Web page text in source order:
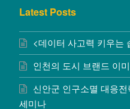
Latest Posts
<데이터 사고력 키우는
인천의 도시 브랜드 이
신안군 인구소멸 대응
세미나